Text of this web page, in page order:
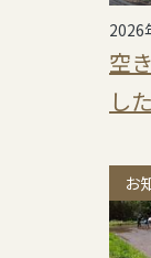
2026
空
し
お